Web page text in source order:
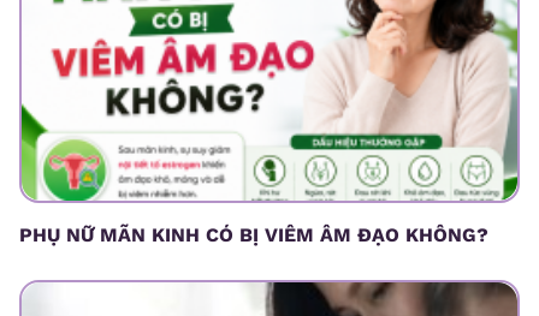
PHỤ NỮ MÃN KINH CÓ BỊ VIÊM ÂM ĐẠO KHÔNG?